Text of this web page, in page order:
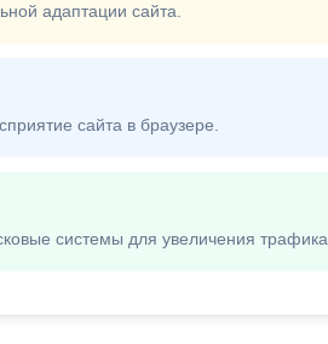
адаптации сайта.
сайта в браузере.
системы для увеличения трафика.